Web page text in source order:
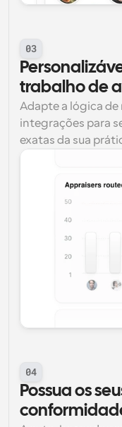
03
trabalho de
Adapte a lógica
integrações para
exatas da sua
04
Possua os